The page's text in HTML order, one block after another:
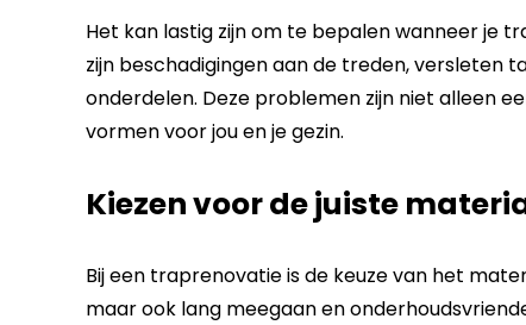
Het kan lastig zijn om te bepalen wanneer je
zijn beschadigingen aan de treden, versleten
onderdelen. Deze problemen zijn niet alleen
vormen voor jou en je gezin.
Kiezen voor de juiste
Bij een traprenovatie is de keuze van het
maar ook lang meegaan en